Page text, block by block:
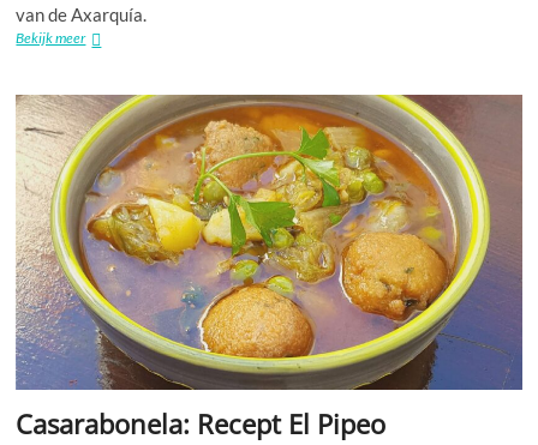
van de Axarquía.
Bekijk meerBenamargosa:
of
Avocado
Milkshake
Casarabonela: Recept El Pipeo